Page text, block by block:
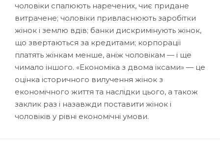
чоловіки спалюють наречених, чиє придане
витрачене; чоловіки привласнюють заробітки
жінок і землю вдів; банки дискримінують жінок,
що звертаються за кредитами; корпорації
платять жінкам менше, аніж чоловікам — і ще
чимало іншого. «Економіка з двома іксами» — це
оцінка історичного вилучення жінок з
економічного життя та наслідки цього, а також
заклик раз і назавжди поставити жінок і
чоловіків у рівні економічні умови.